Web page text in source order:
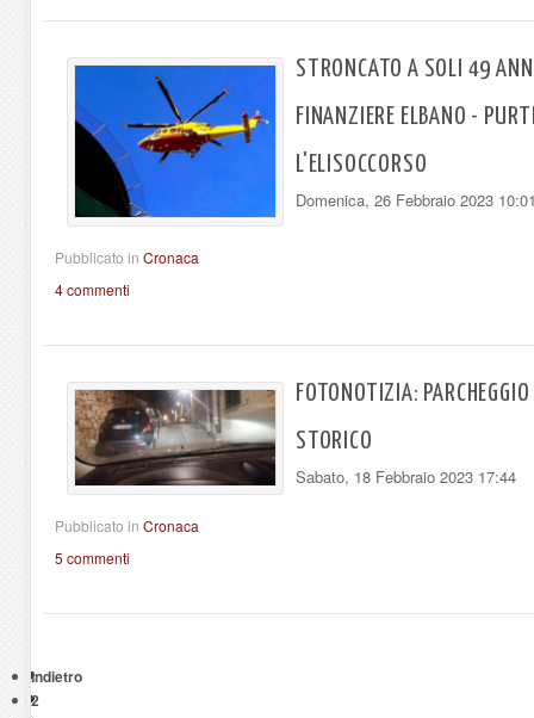
STRONCATO A SOLI 49
FINANZIERE ELBANO -
L'ELISOCCORSO
Domenica, 26 Febbraio 2023
Pubblicato in Cronaca
4 commenti
FOTONOTIZIA:
STORICO
Sabato, 18 Febbraio 2023 17:44
Pubblicato in Cronaca
5 commenti
Indietro
2